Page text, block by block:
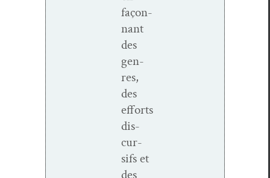
façon­
nant
des
gen­
res,
des
efforts
dis­
cur­
sifs et